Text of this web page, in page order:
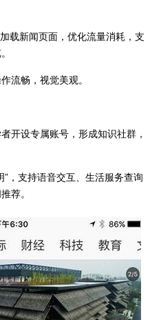
载新闻页面，优化流量消耗，支
流畅，视觉美观。
开设专属账号，形成知识社群，
，支持语音交互、生活服务查询
荐。